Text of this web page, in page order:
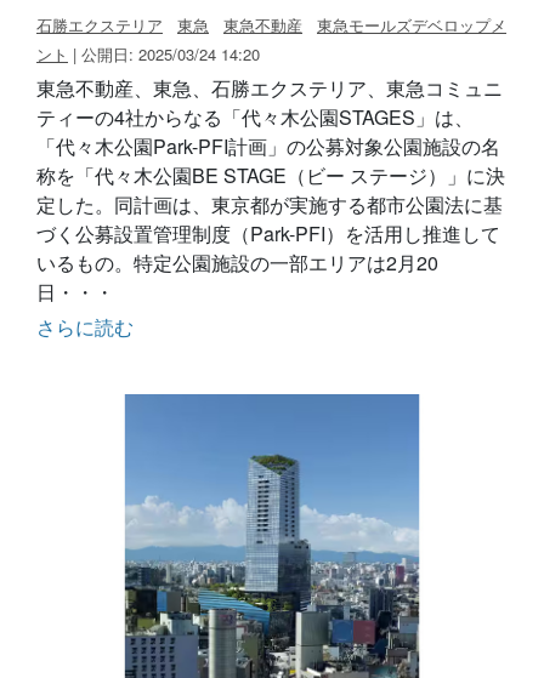
石勝エクステリア 東急 東急不動産
東急モールズデベロップメ
ント | 公開日: 2025/03/24 14:20
東急不動産、東急、石勝エクステリア、東急コミュニ
ティーの4社からなる「代々木公園STAGES」は、
「代々木公園Park-PFI計画」の公募対象公園施設の名
称を「代々木公園BE STAGE（ビー ステージ）」に決
定した。同計画は、東京都が実施する都市公園法に基
づく公募設置管理制度（Park-PFI）を活用し推進して
いるもの。特定公園施設の一部エリアは2月20
日・・・
さらに読む